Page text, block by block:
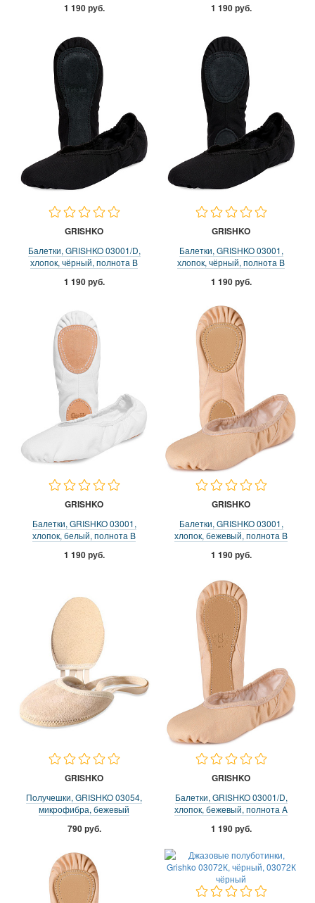
1 190 руб. 1 190 руб.
GRISHKO
Балетки, GRISHKO 03001/D,
хлопок, чёрный, полнота B
1 190 руб.
GRISHKO
Балетки, GRISHKO 03001,
хлопок, чёрный, полнота B
1 190 руб.
GRISHKO
Балетки, GRISHKO 03001,
хлопок, белый, полнота B
1 190 руб.
GRISHKO
Балетки, GRISHKO 03001,
хлопок, бежевый, полнота B
1 190 руб.
GRISHKO
Получешки, GRISHKO 03054,
микрофибра, бежевый
790 руб.
GRISHKO
Балетки, GRISHKO 03001/D,
хлопок, бежевый, полнота A
1 190 руб.